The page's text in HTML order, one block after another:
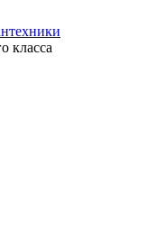
класса